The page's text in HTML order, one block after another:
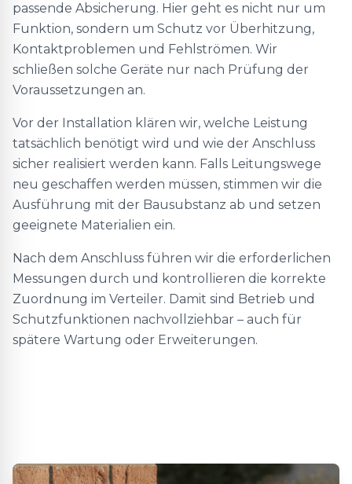
passende Absicherung. Hier geht es nicht nur um
Funktion, sondern um Schutz vor Überhitzung,
Kontaktproblemen und Fehlströmen. Wir
schließen solche Geräte nur nach Prüfung der
Voraussetzungen an.
Vor der Installation klären wir, welche Leistung
tatsächlich benötigt wird und wie der Anschluss
sicher realisiert werden kann. Falls Leitungswege
neu geschaffen werden müssen, stimmen wir die
Ausführung mit der Bausubstanz ab und setzen
geeignete Materialien ein.
Nach dem Anschluss führen wir die erforderlichen
Messungen durch und kontrollieren die korrekte
Zuordnung im Verteiler. Damit sind Betrieb und
Schutzfunktionen nachvollziehbar – auch für
spätere Wartung oder Erweiterungen.